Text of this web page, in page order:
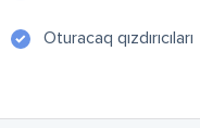
Oturacaq qızdırıcıları